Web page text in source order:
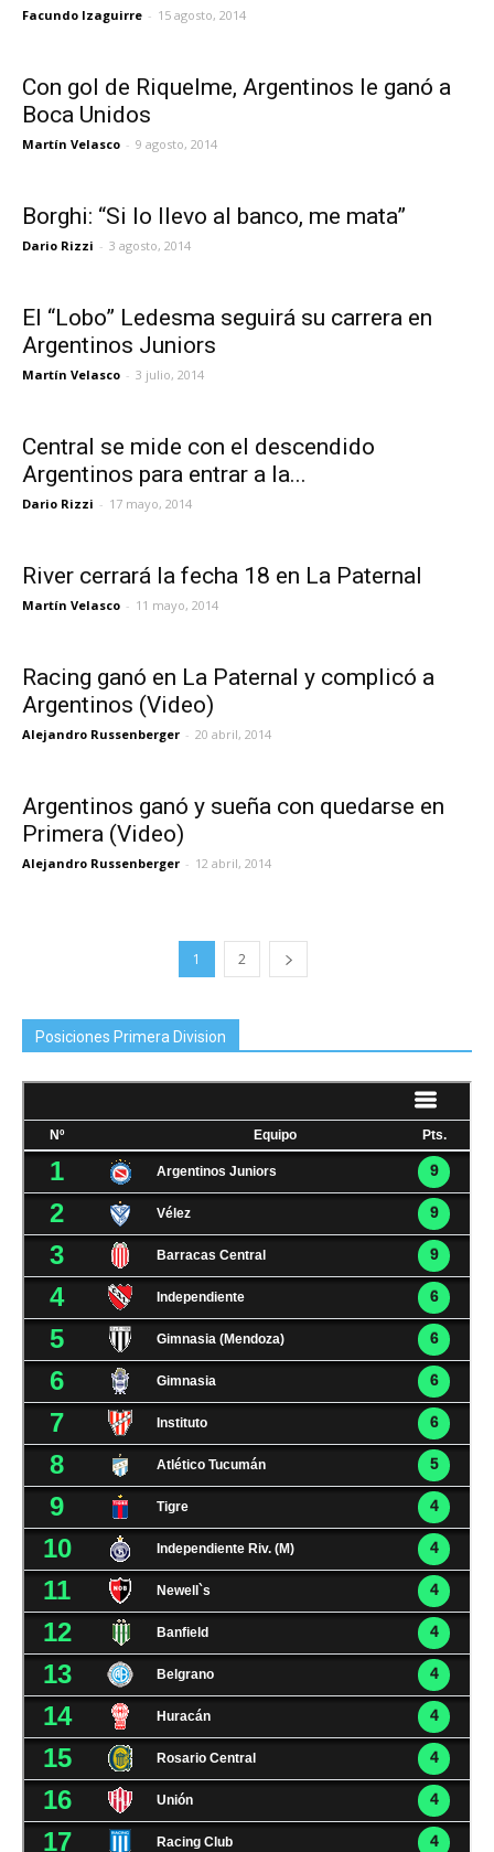
Facundo Izaguirre - 15 agosto, 2014
Con gol de Riquelme, Argentinos le ganó a
Boca Unidos
Martín Velasco - 9 agosto, 2014
Borghi: “Si lo llevo al banco, me mata”
Dario Rizzi - 3 agosto, 2014
El “Lobo” Ledesma seguirá su carrera en
Argentinos Juniors
Martín Velasco - 3 julio, 2014
Central se mide con el descendido
Argentinos para entrar a la...
Dario Rizzi - 17 mayo, 2014
River cerrará la fecha 18 en La Paternal
Martín Velasco - 11 mayo, 2014
Racing ganó en La Paternal y complicó a
Argentinos (Video)
Alejandro Russenberger - 20 abril, 2014
Argentinos ganó y sueña con quedarse en
Primera (Video)
Alejandro Russenberger - 12 abril, 2014
1 2
Posiciones Primera Division